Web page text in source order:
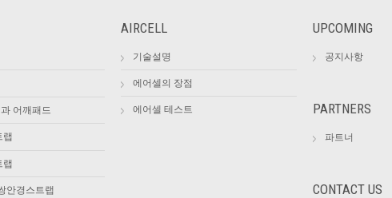
어깨패드
랩
랩
안경스트랩
AIRCELL
기술설명
에어셀의 장점
에어셀 테스트
UPCOMING
공지사항
PARTNERS
파트너
CONTACT US